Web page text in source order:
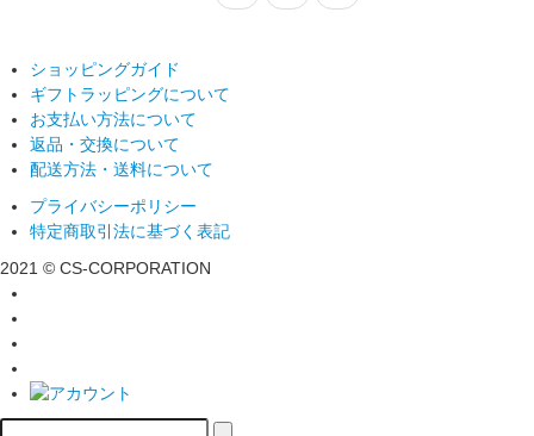
ショッピングガイド
ギフトラッピングについて
お支払い方法について
返品・交換について
配送方法・送料について
プライバシーポリシー
特定商取引法に基づく表記
2021 © CS-CORPORATION